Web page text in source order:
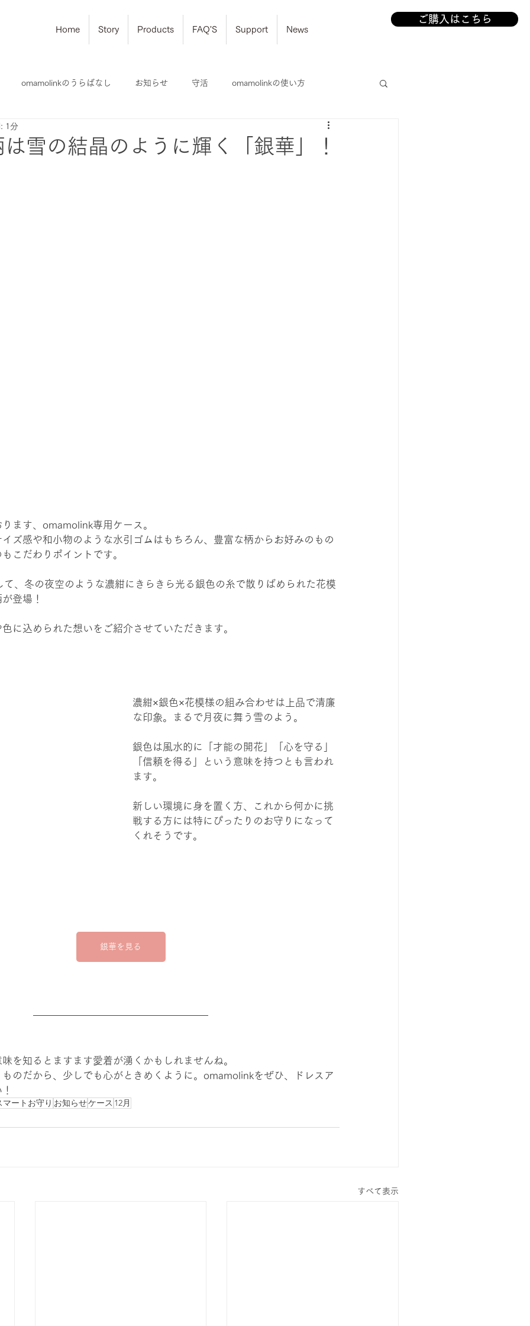
Home Story Products FAQ'S Support News
ご購入はこちら
omamolinkのうらばなし お知らせ 守活 omamolinkの使い方
雪の結晶のように輝く「銀華」！
1分
ます、omamolink専用ケース。
ズ感や和小物のような水引ゴムはもちろん、豊富な柄からお好みのもの
こだわりポイントです。
て、冬の夜空のような濃紺にきらきら光る銀色の糸で散りばめられた花模
登場！
に込められた想いをご紹介させていただきます。
濃紺×銀色×花模様の組み合わせは上品で清廉
な印象。まるで月夜に舞う雪のよう。
銀色は風水的に「才能の開花」「心を守る」
「信頼を得る」という意味を持つとも言われ
ます。
新しい環境に身を置く方、これから何かに挑
戦する方には特にぴったりのお守りになって
くれそうです。
銀華を見る
を知るとますます愛着が湧くかもしれませんね。
のだから、少しでも心がときめくように。omamolinkをぜひ、ドレスア
マートお守り お知らせケース 12月
すべて表示